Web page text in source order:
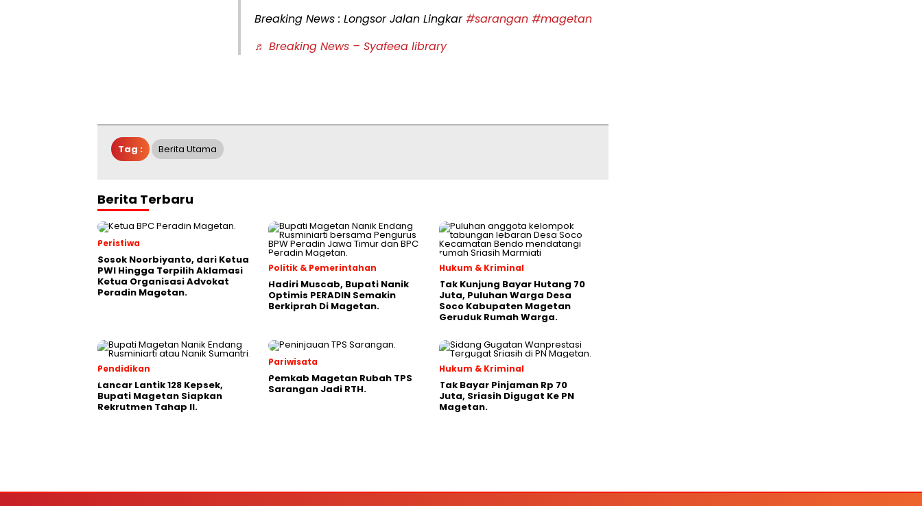
Breaking News : Longsor Jalan Lingkar#sarangan #magetan
♬ Breaking News – Syafeea library
Tag : Berita Utama
Berita Terbaru
Peristiwa
Sosok Noorbiyanto, dari Ketua
PWI Hingga Terpilih Aklamasi
Ketua Organisasi Advokat
Peradin Magetan.
Politik & Pemerintahan
Hadiri Muscab, Bupati Nanik
Optimis PERADIN Semakin
Berkiprah Di Magetan.
Hukum & Kriminal
Tak Kunjung Bayar Hutang 70
Juta, Puluhan Warga Desa
Soco Kabupaten Magetan
Geruduk Rumah Warga.
Pendidikan
Lancar Lantik 128 Kepsek,
Bupati Magetan Siapkan
Rekrutmen Tahap II.
Pariwisata
Pemkab Magetan Rubah TPS
Sarangan Jadi RTH.
Hukum & Kriminal
Tak Bayar Pinjaman Rp 70
Juta, Sriasih Digugat Ke PN
Magetan.